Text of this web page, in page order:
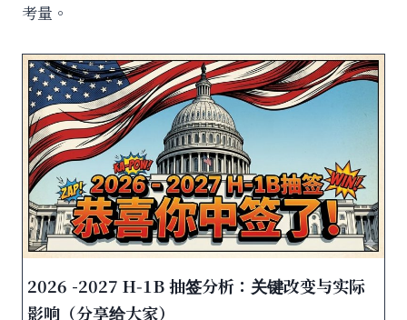
考量。
2026 -2027 H‑1B 抽签分析：关键改变与实际
影响（分享给大家）